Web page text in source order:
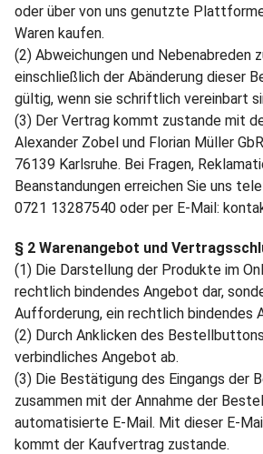
über KARLSHOLZ
oder über von uns genutzte
Waren kaufen.
(2) Abweichungen und Nebenabreden
einschließlich der Abänderung dieser
gültig, wenn sie schriftlich vereinbart
(3) Der Vertrag kommt zustande mit
Alexander Zobel und Florian Müller
76139 Karlsruhe. Bei Fragen,
Beanstandungen erreichen Sie uns
0721 13287540 oder per E-Mail:
§ 2 Warenangebot und
(1) Die Darstellung der Produkte im
rechtlich bindendes Angebot dar,
Aufforderung, ein rechtlich bindendes
(2) Durch Anklicken des
verbindliches Angebot ab.
(3) Die Bestätigung des Eingangs der
zusammen mit der Annahme der
automatisierte E-Mail. Mit dieser E-
kommt der Kaufvertrag zustande.